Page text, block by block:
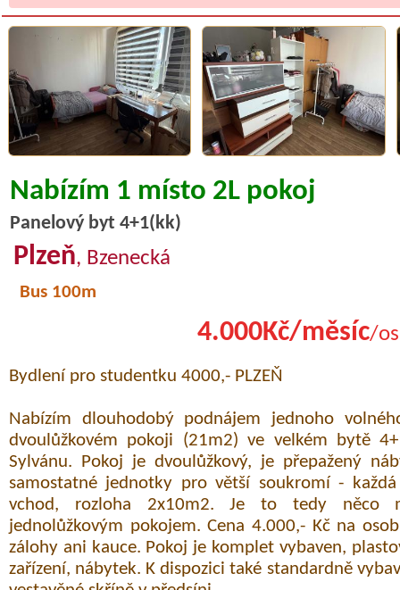
Nabízím 1 místo 2L pokoj
Panelový byt 4+1(kk)
Plzeň, Bzenecká
Bus 100m
4.000Kč/měsíc/
Bydlení pro studentku 4000,- PLZEŇ
Nabízím dlouhodobý podnájem jednoho
dvoulůžkovém pokoji (21m2) ve velkém bytě
Sylvánu. Pokoj je dvoulůžkový, je přepažený
samostatné jednotky pro větší soukromí -
vchod, rozloha 2x10m2. Je to tedy něco
jednolůžkovým pokojem. Cena 4.000,- Kč na
zálohy ani kauce. Pokoj je komplet vybaven,
zařízení, nábytek. K dispozici také standardně